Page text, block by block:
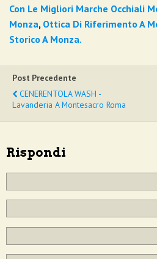
Con Le Migliori Marche Occhiali
Monza, Ottica Di Riferimento A
Storico A Monza.
Post Precedente
CENERENTOLA WASH -
Lavanderia A Montesacro Roma
Rispondi